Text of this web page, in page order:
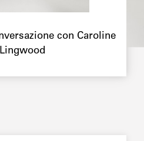
con Caroline